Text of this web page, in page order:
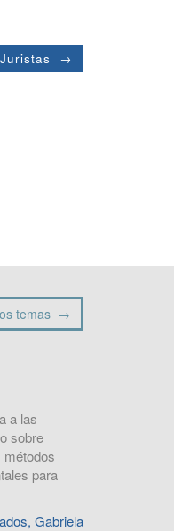
Juristas →
temas →
a las
sobre
para
Gabriela